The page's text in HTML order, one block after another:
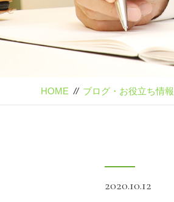
HOME // ブログ・お役立ち情報
2020.10.12